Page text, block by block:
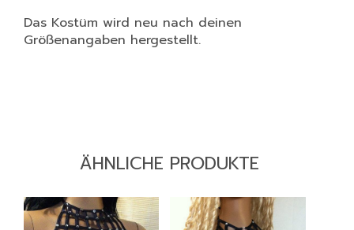
Das Kostüm wird neu nach deinen
Größenangaben hergestellt.
ÄHNLICHE PRODUKTE